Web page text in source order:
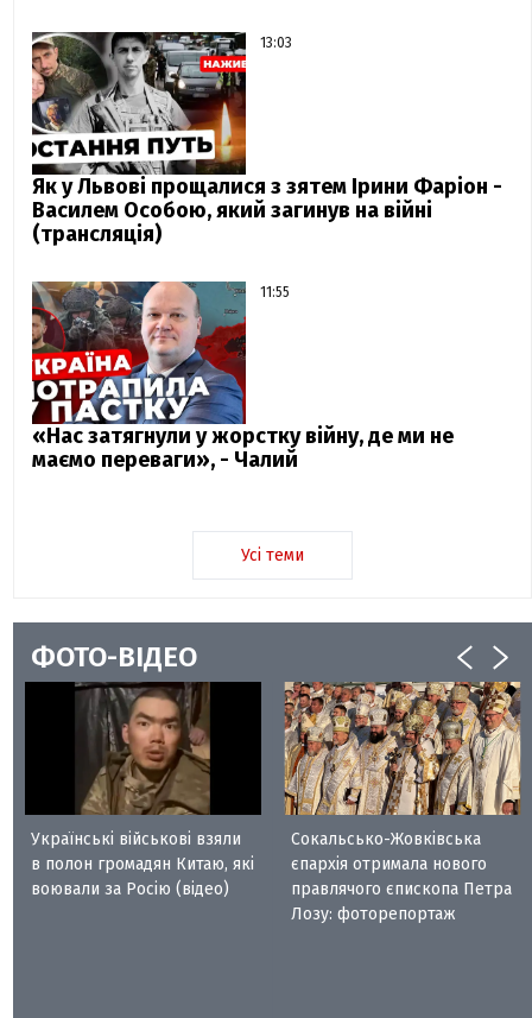
13:03
Як у Львові прощалися з зятем Ірини Фаріон -
Василем Особою, який загинув на війні
(трансляція)
11:55
«Нас затягнули у жорстку війну, де ми не
маємо переваги», - Чалий
Усі теми
ФОТО-ВІДЕО
Українські військові взяли
в полон громадян Китаю, які
воювали за Росію (відео)
Сокальсько-Жовківська
єпархія отримала нового
правлячого єпископа Петра
Лозу: фоторепортаж